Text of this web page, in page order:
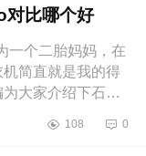
比哪个好
个二胎妈妈，在
简直就是我的得
大家介绍下石头
好 石头H1Air和
108 0